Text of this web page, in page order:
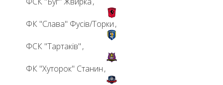
ФК "Слава" Фусів/Торки,
ФСК "Тартаків",
ФК "Хуторок" Станин,